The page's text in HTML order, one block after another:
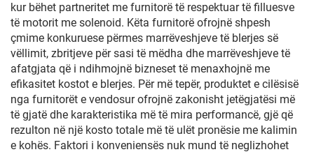
kur bëhet partneritet me furnitorë të respektuar të filluesve
të motorit me solenoid. Këta furnitorë ofrojnë shpesh
çmime konkuruese përmes marrëveshjeve të blerjes së
vëllimit, zbritjeve për sasi të mëdha dhe marrëveshjeve të
afatgjata që i ndihmojnë bizneset të menaxhojnë me
efikasitet kostot e blerjes. Për më tepër, produktet e cilësisë
nga furnitorët e vendosur ofrojnë zakonisht jetëgjatësi më
të gjatë dhe karakteristika më të mira performancë, gjë që
rezulton në një kosto totale më të ulët pronësie me kalimin
e kohës. Faktori i konveniensës nuk mund të neglizhohet